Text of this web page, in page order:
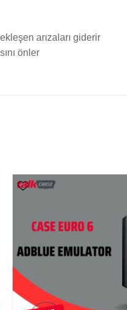
arızaları giderir
önler